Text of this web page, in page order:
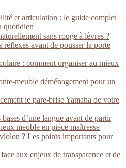
et articulation : le guide complet
quotidien
sans rouge à lèvres ?
avant de pousser la porte
: comment organiser au mieux
meuble déménagement pour un
le pare-brise Yamaha de votre
d’une langue avant de partir
meuble en pièce maîtresse
? Les points importants pour
aux enjeux de transparence et de